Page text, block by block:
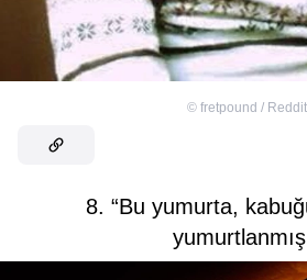
© fretpound / Reddit
8. “Bu yumurta,